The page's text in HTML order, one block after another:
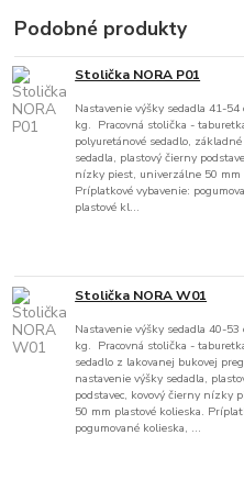
Podobné produkty
Stolička NORA P01
Nastavenie výšky sedadla 41-
kg. Pracovná stolička -
polyuretánové sedadlo,
sedadla, plastový čierny
nízky piest, univerzálne 50 mm
Príplatkové vybavenie:
plastové kl...
Stolička NORA W01
Nastavenie výšky sedadla 40-
kg. Pracovná stolička -
sedadlo z lakovanej bukovej
nastavenie výšky sedadla,
podstavec, kovový čierny nízky
50 mm plastové kolieska.
pogumované kolieska, ...